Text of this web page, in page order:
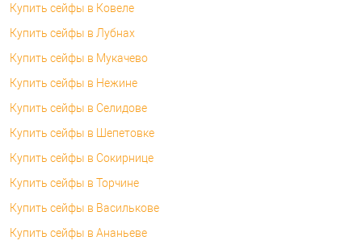
Купить сейфы в Ковеле
Купить сейфы в Лубнах
Купить сейфы в Мукачево
Купить сейфы в Нежине
Купить сейфы в Селидове
Купить сейфы в Шепетовке
Купить сейфы в Сокирнице
Купить сейфы в Торчине
Купить сейфы в Василькове
Купить сейфы в Ананьеве